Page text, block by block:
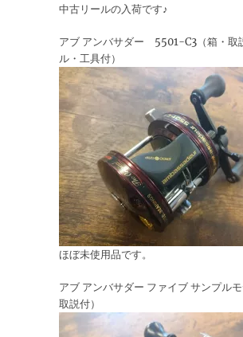
中古リールの入荷です♪
アブ アンバサダー 5501-C3（箱・取
ル・工具付）
ほぼ未使用品です。
アブ アンバサダー ファイブ サンプルモ
取説付）